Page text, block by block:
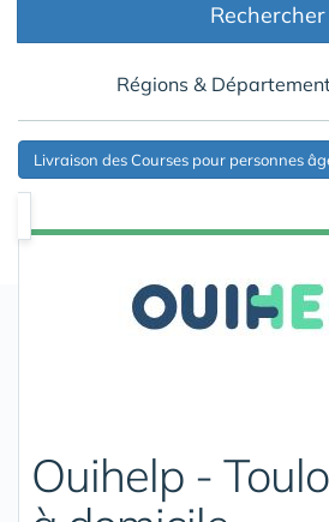
Rechercher
Régions &
Livraison des Courses pour personnes
Ouihelp -